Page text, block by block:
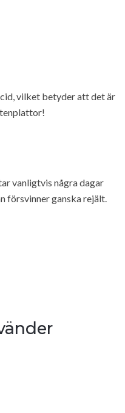
vilket betyder att det är
vanligtvis några dagar
försvinner ganska rejält.